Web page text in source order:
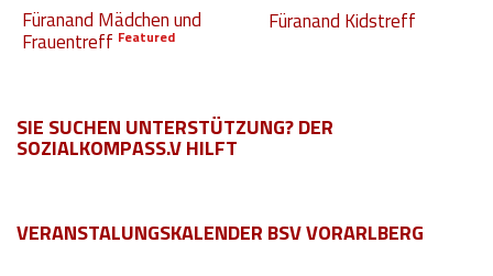
Füranand Mädchen und
Frauentreff Featured
Füranand Kidstreff
SIE SUCHEN UNTERSTÜTZUNG? DER
SOZIALKOMPASS.V HILFT
VERANSTALUNGSKALENDER BSV VORARLBERG
Hilfsmittel und Heilbehelfe
Selbsthilfe und Selbstvertretung
Pflege, Pflegende Angehörige
Wohnen